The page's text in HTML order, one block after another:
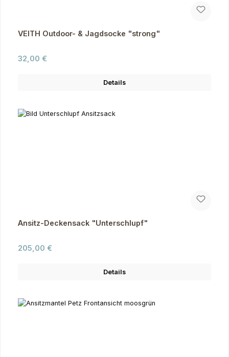
VEITH Outdoor- & Jagdsocke "strong"
Regulärer Preis:
32,00 €
Details
Ansitz-Deckensack "Unterschlupf"
Regulärer Preis:
205,00 €
Details